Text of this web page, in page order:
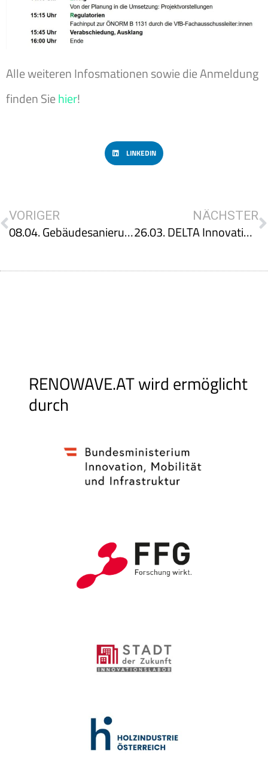
Alle weiteren Infosmationen sowie die Anmeldung
finden Siehier!
LINKEDIN
VORIGER
08.04. Gebäudesanierung – Strategien für klimaneutrale Bestandsgebäude
NÄCHSTER
26.03. DELTA Innovation Day
RENOWAVE.AT wird ermöglicht
durch